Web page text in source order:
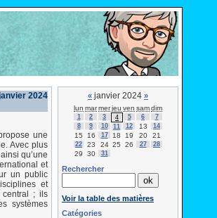
2024
une
Avec plus
qu’une
et
un public
et
central ; ils
systèmes
« janvier 2024 »
lun marmerjeu ven samdim
1 2 3 4 5 6
7
8
9 10 11 12 13 14
15 16 17 18 19 20 21
22 23 24 25 26 27 28
29 30 31
Rechercher
Voir la table des matières
Catégories